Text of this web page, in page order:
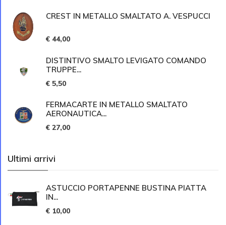
CREST IN METALLO SMALTATO A. VESPUCCI
€ 44,00
DISTINTIVO SMALTO LEVIGATO COMANDO
TRUPPE...
€ 5,50
FERMACARTE IN METALLO SMALTATO
AERONAUTICA...
€ 27,00
Ultimi arrivi
ASTUCCIO PORTAPENNE BUSTINA PIATTA
IN...
€ 10,00